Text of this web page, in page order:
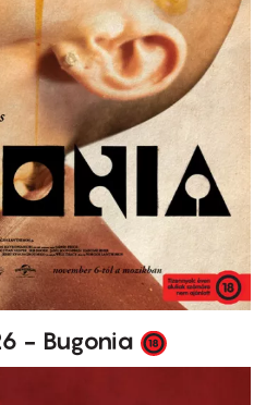
- Bugonia